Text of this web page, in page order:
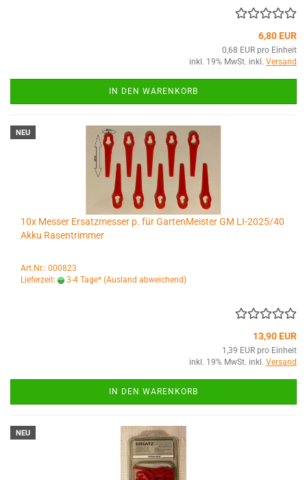
6,80 EUR
0,68 EUR pro Einheit
inkl. 19% MwSt. inkl. Versand
IN DEN WARENKORB
NEU
10x Messer Ersatzmesser p. für GartenMeister GM LI-2025/40
Akku Rasentrimmer
Art.Nr.: 000823
Lieferzeit:
3-4 Tage* (Ausland abweichend)
13,90 EUR
1,39 EUR pro Einheit
inkl. 19% MwSt. inkl. Versand
IN DEN WARENKORB
NEU